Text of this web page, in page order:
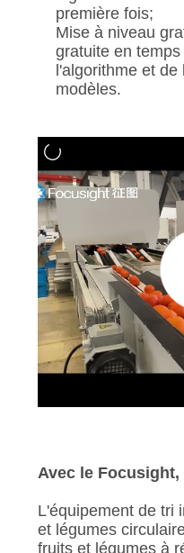
première fois;
Mise à niveau
gratuite en
l'algorithme et
modèles.
Avec le
L'équipement de tri
et légumes
fruits et légumes à